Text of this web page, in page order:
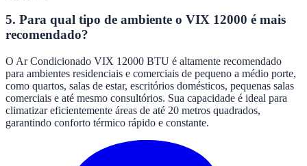
5. Para qual tipo de ambiente o VIX 12000 é mais
recomendado?
O Ar Condicionado VIX 12000 BTU é altamente recomendado
para ambientes residenciais e comerciais de pequeno a médio porte,
como quartos, salas de estar, escritórios domésticos, pequenas salas
comerciais e até mesmo consultórios. Sua capacidade é ideal para
climatizar eficientemente áreas de até 20 metros quadrados,
garantindo conforto térmico rápido e constante.